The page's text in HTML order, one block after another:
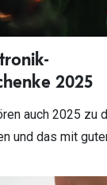
2025
auch 2025 zu
und das mit